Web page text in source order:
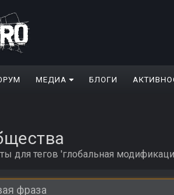
МЕДИА БЛОГИ
для тегов 'глобальная